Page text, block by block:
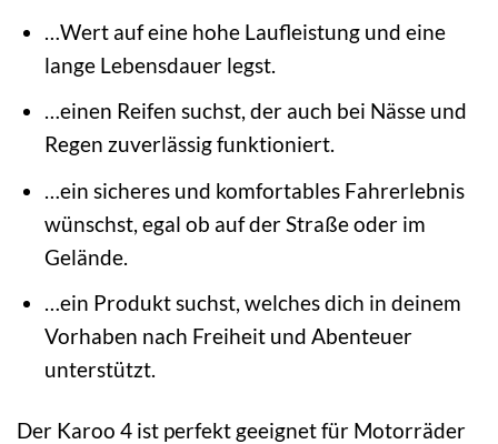
…Wert auf eine hohe Laufleistung und eine
lange Lebensdauer legst.
…einen Reifen suchst, der auch bei Nässe und
Regen zuverlässig funktioniert.
…ein sicheres und komfortables Fahrerlebnis
wünschst, egal ob auf der Straße oder im
Gelände.
…ein Produkt suchst, welches dich in deinem
Vorhaben nach Freiheit und Abenteuer
unterstützt.
Der Karoo 4 ist perfekt geeignet für Motorräder